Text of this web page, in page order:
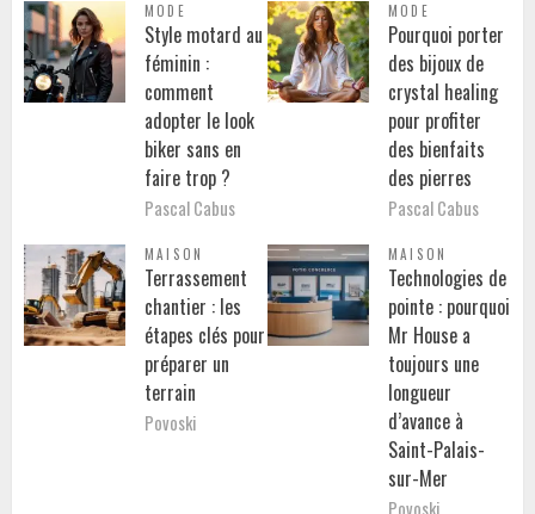
MODE
Style motard au
féminin :
comment
adopter le look
biker sans en
faire trop ?
Pascal Cabus
MODE
Pourquoi porter
des bijoux de
crystal healing
pour profiter
des bienfaits
des pierres
Pascal Cabus
MAISON
Terrassement
chantier : les
étapes clés pour
préparer un
terrain
Povoski
MAISON
Technologies de
pointe : pourquoi
Mr House a
toujours une
longueur
d’avance à
Saint-Palais-
sur-Mer
Povoski